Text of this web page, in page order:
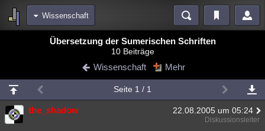
Wissenschaft
Blogs
Chat Wiki Neuigkeiten
meine Rubriken
Menschen Wissenschaft Mystery Kriminalfälle
Übersetzung der Sumerischen Schriften
10 Beiträge
Wissenschaft Mehr
Seite 1 / 1
the_shadow 22.08.2005 um 05:24
Diskussionsleiter